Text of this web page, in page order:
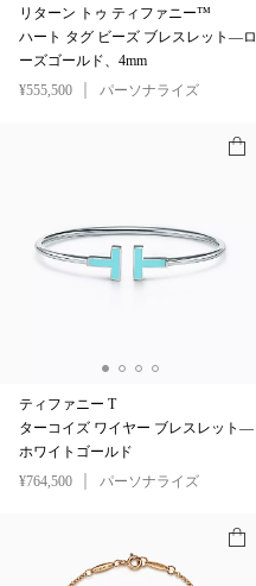
リターン トゥ ティファニー™
ハート タグ ビーズ ブレスレット—ロ
ーズゴールド、4mm
¥555,500
パーソナライズ
ティファニー T
ターコイズ ワイヤー ブレスレット—
ホワイトゴールド
¥764,500
パーソナライズ